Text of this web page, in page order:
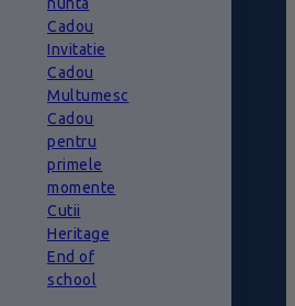
nunta
Cadou
Invitatie
Cadou
Multumesc
Cadou
pentru
primele
momente
Cutii
Heritage
End of
school